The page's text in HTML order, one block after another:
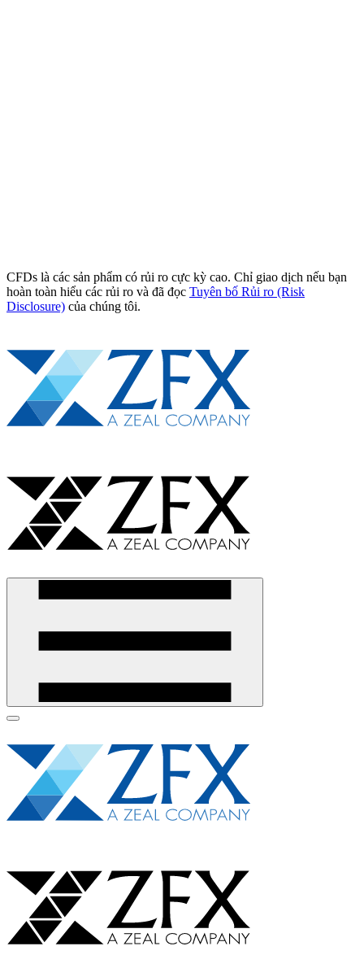
CFDs là các sản phẩm có rủi ro cực kỳ cao. Chỉ giao dịch nếu bạn
hoàn toàn hiểu các rủi ro và đã đọc Tuyên bố Rủi ro (Risk
Disclosure) của chúng tôi.